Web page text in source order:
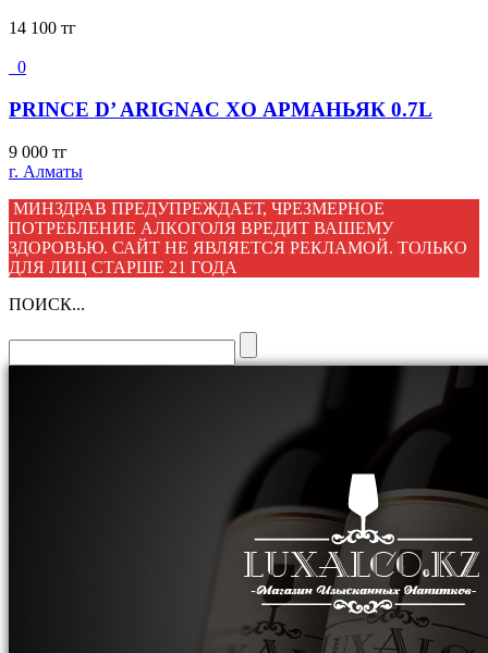
14 100 тг
0
PRINCE D’ ARIGNAC XO АРМАНЬЯК 0.7L
9 000 тг
г. Алматы
МИНЗДРАВ ПРЕДУПРЕЖДАЕТ, ЧРЕЗМЕРНОЕ
ПОТРЕБЛЕНИЕ АЛКОГОЛЯ ВРЕДИТ ВАШЕМУ
ЗДОРОВЬЮ. САЙТ НЕ ЯВЛЯЕТСЯ РЕКЛАМОЙ. ТОЛЬКО
ДЛЯ ЛИЦ СТАРШЕ 21 ГОДА
ПОИСК...